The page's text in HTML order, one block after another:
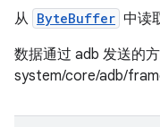
从 ByteBuffer 中读
数据通过 adb 发送的
system/core/adb/